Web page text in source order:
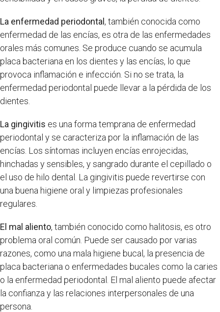
La enfermedad periodontal , también conocida como
enfermedad de las encías, es otra de las enfermedades
orales más comunes. Se produce cuando se acumula
placa bacteriana en los dientes y las encías, lo que
provoca inflamación e infección. Si no se trata, la
enfermedad periodontal puede llevar a la pérdida de los
dientes.
La gingivitis es una forma temprana de enfermedad
periodontal y se caracteriza por la inflamación de las
encías. Los síntomas incluyen encías enrojecidas,
hinchadas y sensibles, y sangrado durante el cepillado o
el uso de hilo dental. La gingivitis puede revertirse con
una buena higiene oral y limpiezas profesionales
regulares.
El mal aliento, también conocido como halitosis, es otro
problema oral común. Puede ser causado por varias
razones, como una mala higiene bucal, la presencia de
placa bacteriana o enfermedades bucales como la caries
o la enfermedad periodontal. El mal aliento puede afectar
la confianza y las relaciones interpersonales de una
persona.